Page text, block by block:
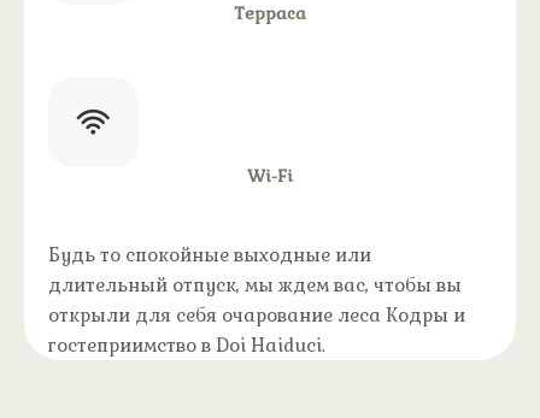
Терраса
Wi-Fi
Будь то спокойные выходные или
длительный отпуск, мы ждем вас, чтобы вы
открыли для себя очарование леса Кодры и
гостеприимство в Doi Haiduci.